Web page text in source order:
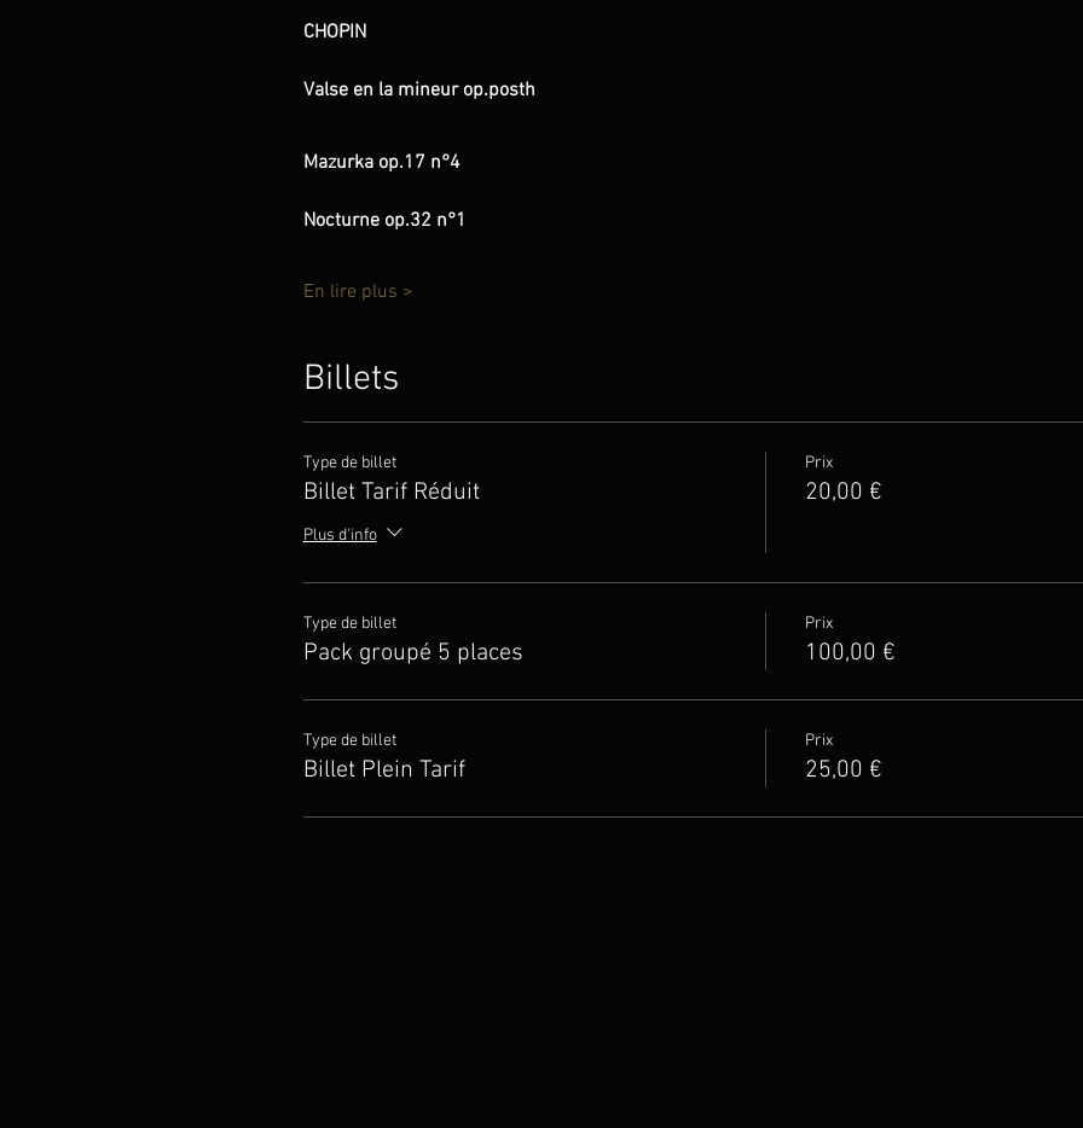
CHOPIN
Valse en la mineur op.posth
Mazurka op.17 n°4
Nocturne op.32 n°1
En lire plus >
Billets
Type de billet
Billet Tarif Réduit
Plus d'info
Prix
20,00 €
Type de billet
Pack groupé 5 places
Prix
100,00 €
Type de billet
Billet Plein Tarif
Prix
25,00 €